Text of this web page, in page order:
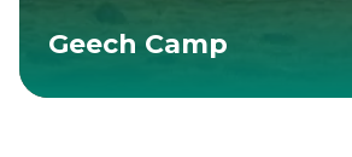
Geech Camp